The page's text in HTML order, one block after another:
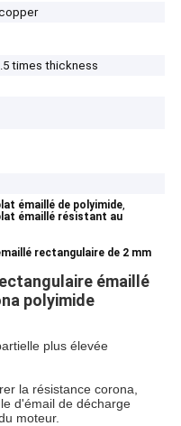
times thickness
émaillé de polyimide,
émaillé résistant au
rectangulaire de 2 mm
émaillé
polyimide
plus élevée
la résistance corona,
d'émail de décharge
moteur.